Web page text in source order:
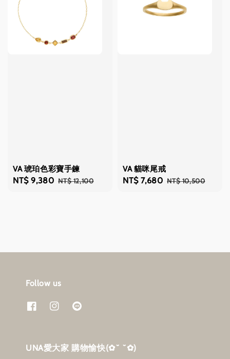
VA 琥珀色彩寶手鍊
Sale
NT$ 9,380 Regular
NT$ 12,100
VA 貓咪尾戒
Sale
NT$ 7,680 Regular
NT$ 10,500
Follow us
UNA愛大家 購物愉快‎(✿˘ ˘✿)